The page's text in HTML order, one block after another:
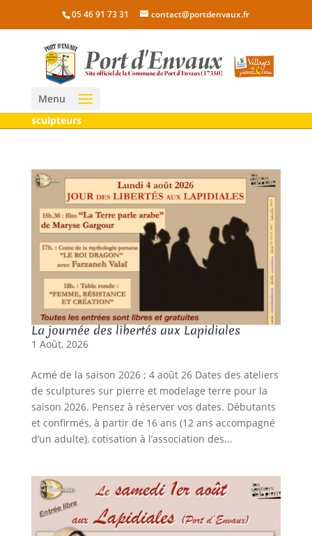
05 46 91 73 31 contact@portdenvaux.fr
Menu
sculpteurs
La journée des libertés aux Lapidiales
1 Août, 2026
Acmé de la saison 2026 ; 4 août 26 Dates des ateliers
de sculptures sur pierre et modelage terre pour la
saison 2026. Pensez à réserver vos dates. Débutants
et confirmés, à partir de 16 ans (12 ans accompagné
d’un adulte), cotisation à l’association des...